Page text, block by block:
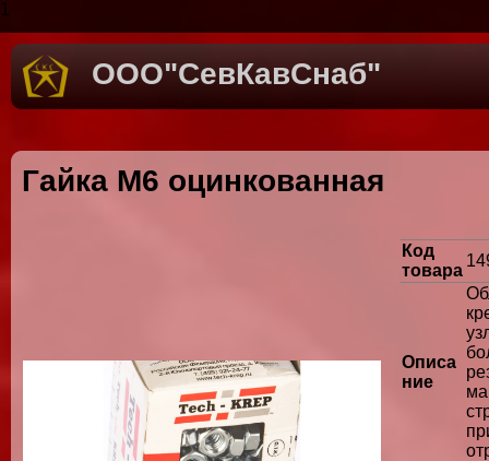
1
ООО"СевКавСнаб"
Гайка М6 оцинкованная
Код
товара
Описа
ние